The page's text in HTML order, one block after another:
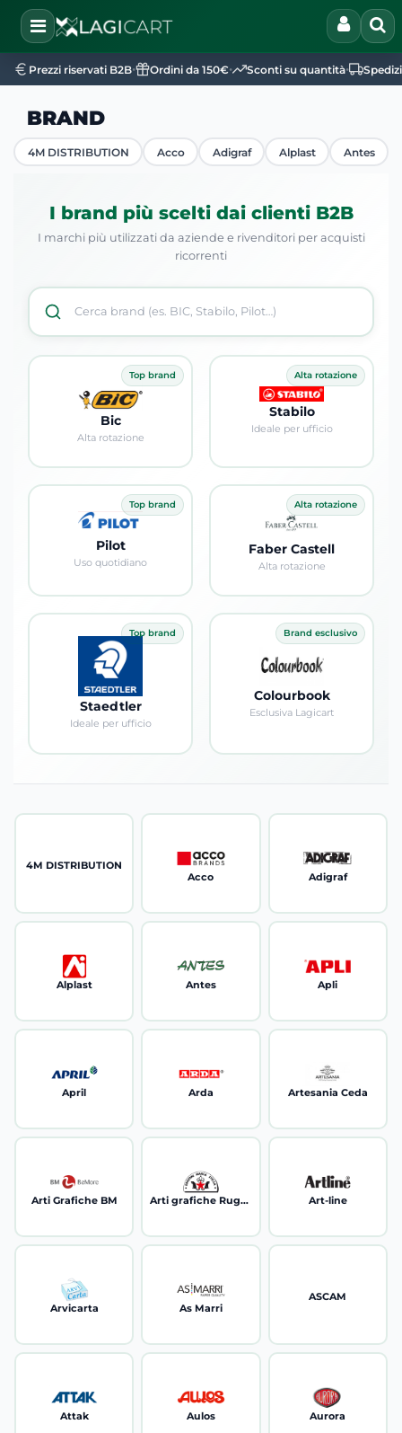
Open
Prezzi riservati B2B• Ordini da 150€• Sconti su quantità•
BRAND
4M DISTRIBUTION Acco Adigraf Alplast Antes
I brand più scelti dai clienti B2B
I marchi più utilizzati da aziende e rivenditori per acquisti
ricorrenti
Top brand
Bic
Alta rotazione
Visualizza prodotti
Alta rotazione
Stabilo
Ideale per ufficio
Visualizza prodotti
Top brand
Pilot
Uso quotidiano
Visualizza prodotti
Alta rotazione
Faber Castell
Alta rotazione
Visualizza prodotti
Top brand
Staedtler
Ideale per ufficio
Brand esclusivo
Colourbook
Esclusiva Lagicart
4M DISTRIBUTION
Acco
Adigraf
Alplast Antes Apli
April Arda Artesania Ceda
Arti Grafiche BM Arti grafiche Ruggero Sala Art-line
Arvicarta As Marri
ASCAM
Attak Aulos Aurora